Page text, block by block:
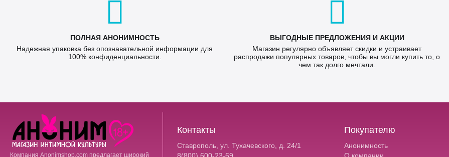
ПОЛНАЯ АНОНИМНОСТЬ
Надежная упаковка без опознавательной информации для
100% конфиденциальности.
ВЫГОДНЫЕ ПРЕДЛОЖЕНИЯ И АКЦИИ
Магазин регулярно объявляет скидки и устраивает
распродажи популярных товаров, чтобы вы могли купить то, о
чем так долго мечтали.
Компания Anonimshop.com предлагает широкий
Контакты
Ставрополь, ул. Тухачевского, д. 24/1
Покупателю
Анонимность